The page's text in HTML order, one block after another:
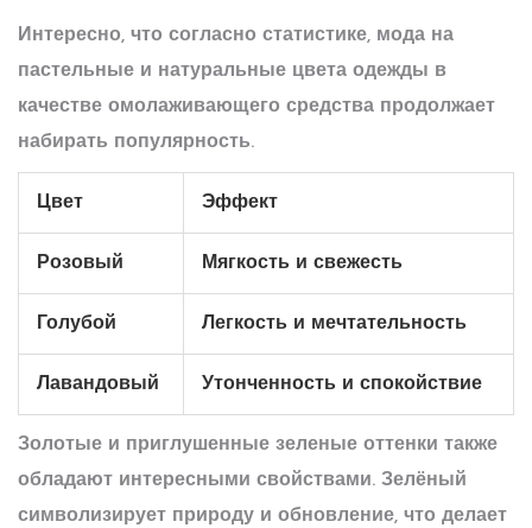
Интересно, что согласно статистике, мода на
пастельные и натуральные цвета одежды в
качестве омолаживающего средства продолжает
набирать популярность.
Цвет Эффект
Розовый Мягкость и свежесть
Голубой Легкость и мечтательность
Лавандовый Утонченность и спокойствие
Золотые и приглушенные зеленые оттенки также
обладают интересными свойствами. Зелёный
символизирует природу и обновление, что делает